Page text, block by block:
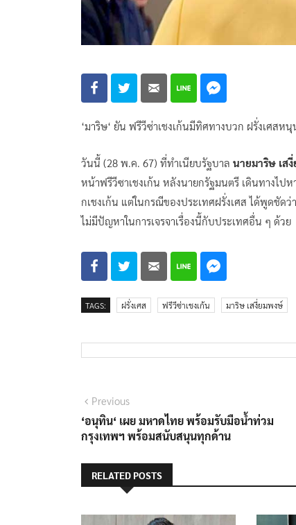
‘มาริษ‘ ยัน ฟรีวีซ่าเชงเก้นมีทิศทางบวก ฝรั่งเศสห
วันนี้ (28 พ.ค. 67) ที่ทําเนียบรัฐบาล นายมาริษ เส
หน้าฟรีวีซาเชงเก้น หลังนายกรัฐมนตรี เดินทางไป
กเชงเก้น แต่ในกรณีของประเทศฝรั่งเศส ได้พูดชัด
ไม่มีปัญหาในการเจรจาเรื่องนี้กับประเทศอื่น ๆ ด้วย
TAGS: ฝรั่งเศส ฟรีวีซ่าเชงเก้น มาริษ เสงี่ยมพงษ์
แนะแนว
เรื่อง
PreviousPrevious
post:
‘อนุทิน‘ เผย มหาดไทย พร้อมรับมือน้ำท่วม
กรุงเทพฯ พร้อมสนับสนุนทุกด้าน
RELATED POSTS